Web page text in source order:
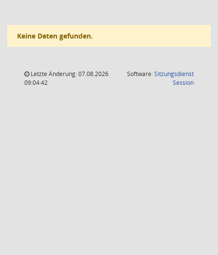
Keine Daten gefunden.
Letzte Änderung: 07.08.2026
09:04:42
Software:Sitzungsdienst
Session(Wird in